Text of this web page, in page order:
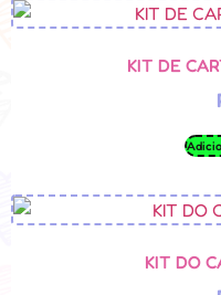
KIT DE
KIT DO